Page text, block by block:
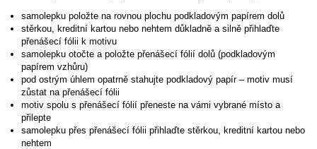
samolepku položte na rovnou plochu podkladovým papírem dolů
stěrkou, kreditní kartou nebo nehtem důkladně a silně přihlaďte
přenášecí fólii k motivu
samolepku otočte a položte přenášecí fólií dolů (podkladovým
papírem vzhůru)
pod ostrým úhlem opatrně stahujte podkladový papír – motiv musí
zůstat na přenášecí fólii
motiv spolu s přenášecí fólií přeneste na vámi vybrané místo a
přilepte
samolepku přes přenášecí fólii přihlaďte stěrkou, kreditní kartou nebo
nehtem